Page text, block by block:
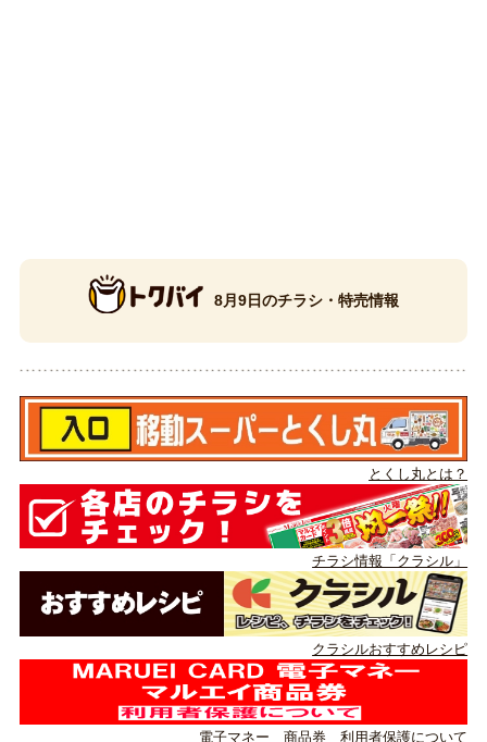
8月9日のチラシ・特売情報
とくし丸とは？
チラシ情報「クラシル」
クラシルおすすめレシピ
電子マネー 商品券 利用者保護について